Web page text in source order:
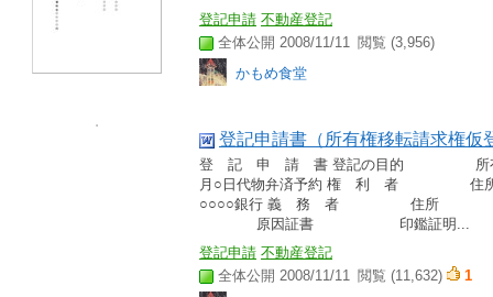
登記申請 不動産登記
全体公開 2008/11/11 閲覧 (3,956)
かもめ食堂
登記申請書（所有権移転請求権仮
登 記 申 請 書 登記の目的 所
月○日代物弁済予
○○○○銀行 義 務 者
原因証書 印鑑証明...
登記申請 不動産登記
全体公開 2008/11/11 閲覧 (11,632)
1